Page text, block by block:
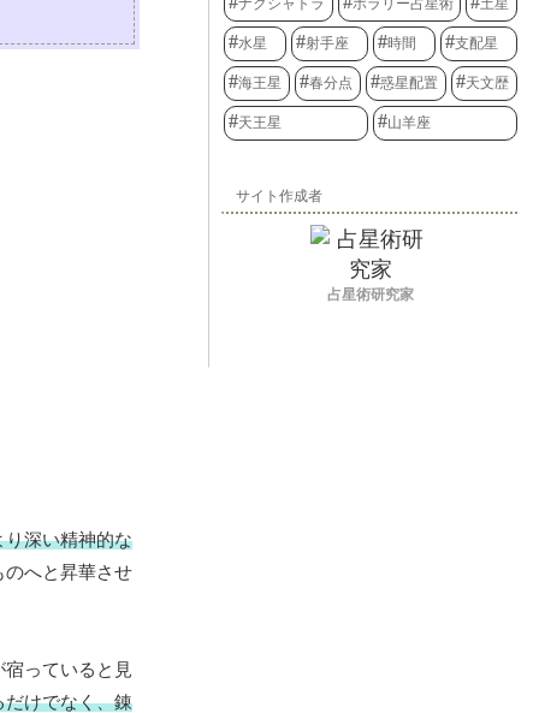
深い精神的な
のへと昇華させ
っていると見
けでなく、錬
水星 射手座 時間 支配星
海王星 春分点 惑星配置 天文歴
天王星 山羊座
サイト作成者
占星術研究家